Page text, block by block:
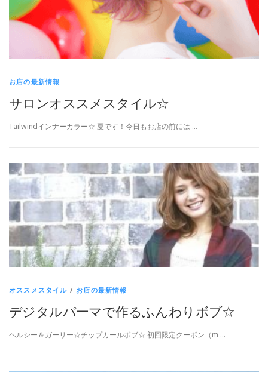
お店の最新情報
サロンオススメスタイル☆
Tailwindインナーカラー☆ 夏です！今日もお店の前には …
オススメスタイル / お店の最新情報
デジタルパーマで作るふんわりボブ☆
ヘルシー＆ガーリー☆チップカールボブ☆ 初回限定クーポン（m …